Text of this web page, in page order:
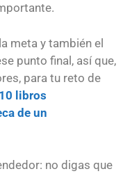
meta y también el
punto final, así que,
para tu reto de
10 libros
de un
no digas que